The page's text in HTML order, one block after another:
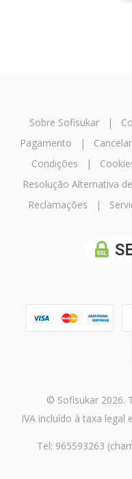
Sobre Sofisukar|
Pagamento |
Condições |
Resolução Alternativa
Reclamações |
© Sofisukar 2026.
IVA incluído à taxa
Tel: 965593263